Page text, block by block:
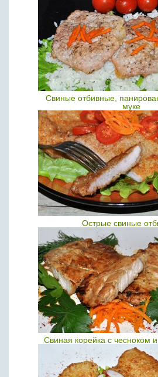
Свиные отбивные,
муке
Острые свиные
Свиная корейка с чесноком